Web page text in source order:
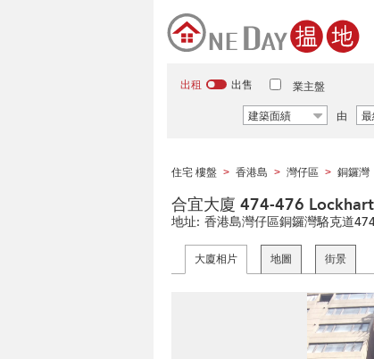
出租 出售 業主盤
建築面績
由 最
住宅 樓盤 > 香港島 > 灣仔區 > 銅鑼灣
合宜大廈 474-476
地址: 香港島灣仔區銅鑼灣駱克道
大廈相片 地圖 街景